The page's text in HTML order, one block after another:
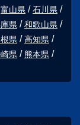
富山県
石川県
県
和歌山県
県
高知県
県
熊本県